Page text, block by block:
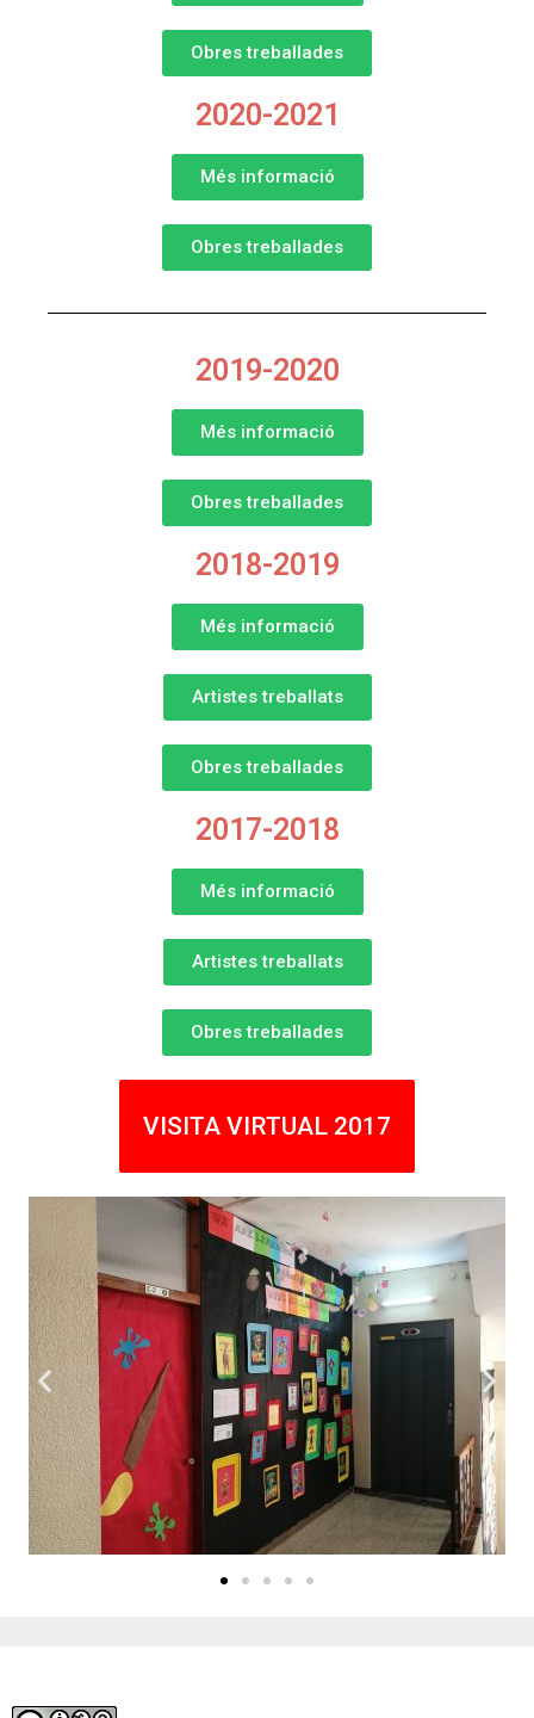
Obres treballades
2020-2021
Més informació
Obres treballades
2019-2020
Més informació
Obres treballades
2018-2019
Més informació
Artistes treballats
Obres treballades
2017-2018
Més informació
Artistes treballats
Obres treballades
VISITA VIRTUAL 2017